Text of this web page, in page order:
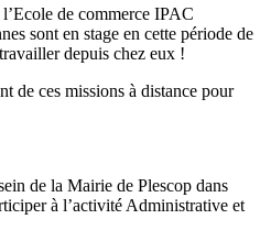
de commerce IPAC
sont en stage en cette période de
depuis chez eux !
de ces missions à distance pour
de la Mairie de Plescop dans
à l’activité Administrative et